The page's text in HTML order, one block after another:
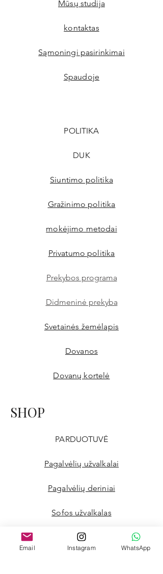
Mūsų studija
kontaktas
Sąmoningi pasirinkimai
Spaudoje
POLITIKA
DUK
Siuntimo politika
Gražinimo politika
mokėjimo metodai
Privatumo politika
Prekybos programa
Didmeninė prekyba
Svetainės žemėlapis
Dovanos
Dovanų kortelė
SHOP
PARDUOTUVĖ
Pagalvėlių užvalkalai
Pagalvėlių deriniai
Sofos užvalkalas
Užuolaidos
Email Instagram WhatsApp